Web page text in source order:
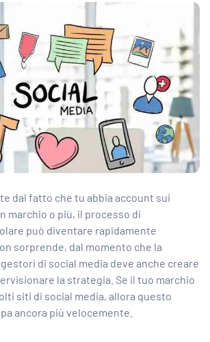
dal fatto che tu abbia account sui
marchio o più, il processo di
può diventare rapidamente
sorprende, dal momento che la
di social media deve anche creare
la strategia. Se il tuo marchio
siti di social media, allora questo
ancora più velocemente.